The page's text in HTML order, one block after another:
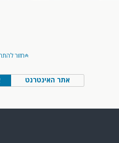
חזור
אתר האינטרנט